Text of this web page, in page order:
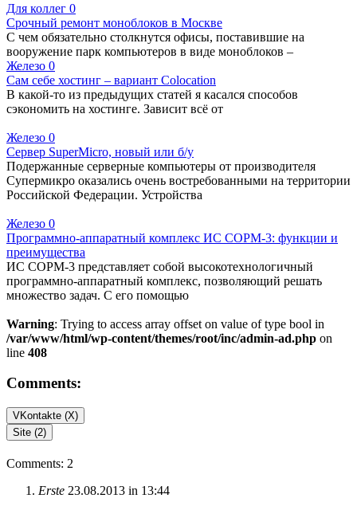
Для коллег 0
Срочный ремонт моноблоков в Москве
С чем обязательно столкнутся офисы, поставившие на
вооружение парк компьютеров в виде моноблоков –
Железо 0
Сам себе хостинг – вариант Colocation
В какой-то из предыдущих статей я касался способов
сэкономить на хостинге. Зависит всё от
Железо 0
Сервер SuperMicro, новый или б/у
Подержанные серверные компьютеры от производителя
Супермикро оказались очень востребованными на территории
Российской Федерации. Устройства
Железо 0
Программно-аппаратный комплекс ИС СОРМ-3: функции и
преимущества
ИС СОРМ-3 представляет собой высокотехнологичный
программно-аппаратный комплекс, позволяющий решать
множество задач. С его помощью
Warning: Trying to access array offset on value of type bool in
/var/www/html/wp-content/themes/root/inc/admin-ad.php on
line 408
Comments:
VKontakte (X)
Site (2)
Comments: 2
Erste 23.08.2013 in 13:44